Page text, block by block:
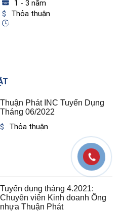
1 - 3 năm
Thỏa thuận
Thuận Phát INC Tuyển Dụng
Tháng 06/2022
Thỏa thuận
Tuyển dụng tháng 4.2021:
Chuyên viên Kinh doanh Ống
nhựa Thuận Phát